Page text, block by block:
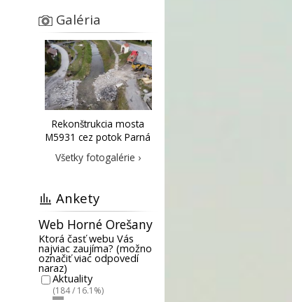
Galéria
Rekonštrukcia mosta
M5931 cez potok Parná
Všetky fotogalérie ›
Ankety
Web Horné Orešany
Ktorá časť webu Vás
najviac zaujíma? (možno
označiť viac odpovedí
naraz)
Aktuality
(184 / 16.1%)